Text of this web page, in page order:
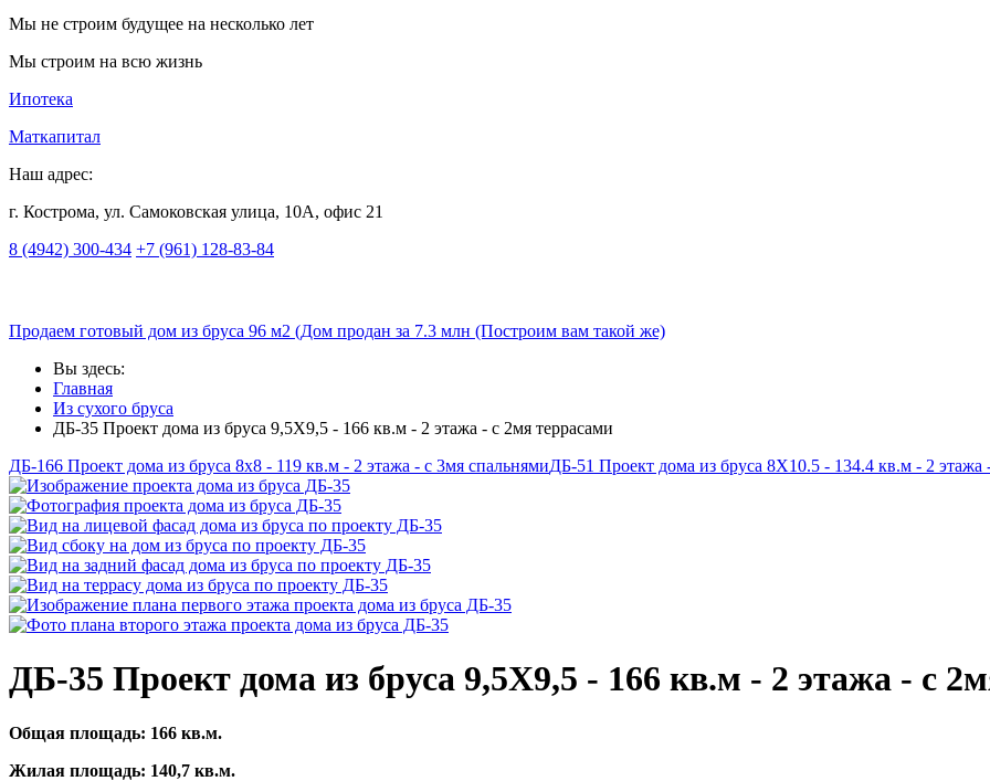
Мы не строим будущее на несколько лет
Мы строим на всю жизнь
Ипотека
Маткапитал
Наш адрес:
г. Кострома, ул. Самоковская улица, 10А, офис 21
8 (4942) 300-434 +7 (961) 128-83-84
Продаем готовый дом из бруса 96 м2 (Дом продан за 7.3 млн (Построим вам такой же)
Вы здесь:
Главная
Из сухого бруса
ДБ-35 Проект дома из бруса 9,5X9,5 - 166 кв.м - 2 этажа - с 2мя террасами
ДБ-166 Проект дома из бруса 8x8 - 119 кв.м - 2 этажа - с 3мя спальнямиДБ-51 Проект дома из бруса 8X10.5 - 134.4 кв.м - 2 этажа
ДБ-35 Проект дома из бруса 9,5X9,5 - 166 кв.м - 2 этажа - с
Общая площадь: 166 кв.м.
Жилая площадь: 140,7 кв.м.